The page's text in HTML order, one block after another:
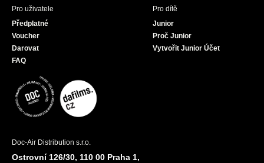
Pro uživatele
Předplatné
Voucher
Darovat
FAQ
Pro dítě
Junior
Proč Junior
Vytvořit Junior Účet
Doc-Air Distribution s.r.o.
Ostrovní 126/30, 110 00 Praha 1,